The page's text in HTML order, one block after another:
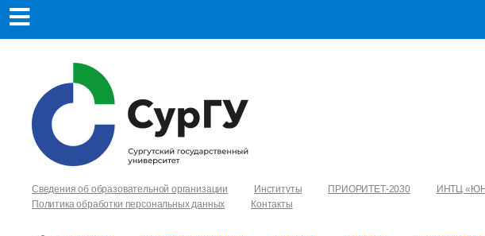
Сведения об образовательной организации Институты ПРИОРИТЕТ-2030 ИНТЦ
Политика обработки персональных данных
Контакты